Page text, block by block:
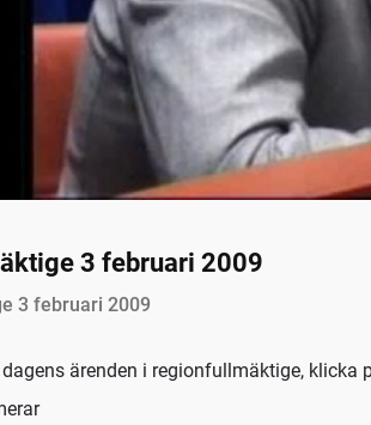
3 februari 2009
3 februari 2009
ärenden i regionfullmäktige,